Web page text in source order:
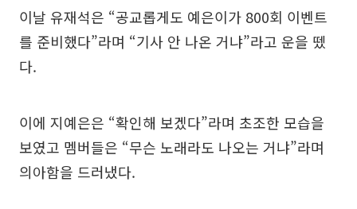
이날 유재석은 “공교롭게도 예은이가 800회 이벤트
를 준비했다”라며 “기사 안 나온 거냐”라고 운을 뗐
다.
이에 지예은은 “확인해 보겠다”라며 초조한 모습을
보였고 멤버들은 “무슨 노래라도 나오는 거냐”라며
의아함을 드러냈다.